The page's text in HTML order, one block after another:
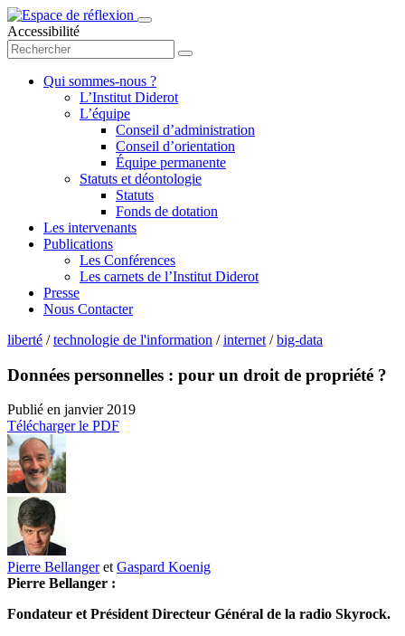
Accessibilité
Qui sommes-nous ?
L’Institut Diderot
L’équipe
Conseil d’administration
Conseil d’orientation
Équipe permanente
Statuts et déontologie
Statuts
Fonds de dotation
Les intervenants
Publications
Les Conférences
Les carnets de l’Institut Diderot
Presse
Nous Contacter
liberté /technologie de l'information /internet /big-data
Données personnelles : pour un droit de propriété ?
Publié en janvier 2019
Télécharger le PDF
Pierre BellangeretGaspard Koenig
Pierre Bellanger :
Fondateur et Président Directeur Général de la radio Skyrock.